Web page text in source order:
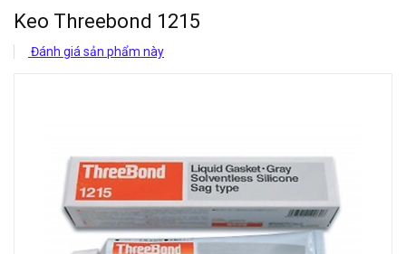
Keo Threebond 1215
Đánh giá sản phẩm này